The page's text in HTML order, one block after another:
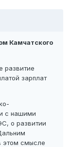
Камчатского
развитие
зарплат
с нашими
о развитии
этом смысле